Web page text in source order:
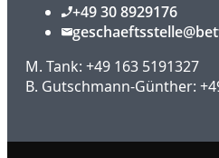
+49 30 8929176
M. Tank: +49 163 5191327
B. Gutschmann-Günther: